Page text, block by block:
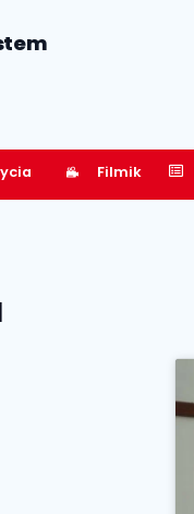
Filmik